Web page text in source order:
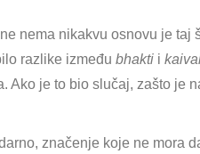
nema nikakvu osnovu je taj
razlike između bhakti i
Ako je to bio slučaj, zašto je
značenje koje ne mora